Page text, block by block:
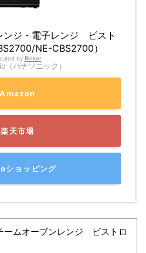
ンジ・電子レンジ ビスト
NE-CBS2700）
by Rinker
（パナソニック）
Amazon
楽天市場
ショッピング
ームオーブンレンジ ビストロ